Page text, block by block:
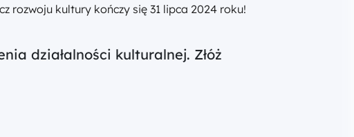
rozwoju kultury kończy się 31 lipca 2024 roku!
działalności kulturalnej. Złóż